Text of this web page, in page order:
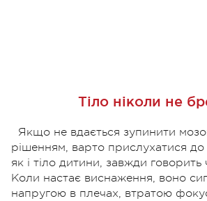
Тіло ніколи не
Якщо не вдається зупинити
рішенням, варто прислухатися до
як і тіло дитини, завжди говорить
Коли настає виснаження, воно
напругою в плечах, втратою